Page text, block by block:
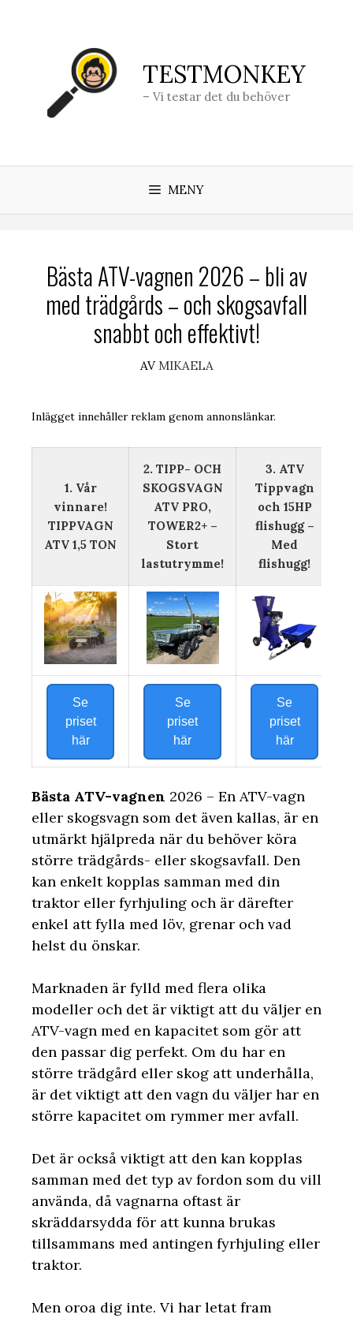
TESTMONKEY
– Vi testar det du behöver
MENY
Bästa ATV-vagnen 2026 – bli av
med trädgårds – och skogsavfall
snabbt och effektivt!
AV MIKAELA
Inlägget innehåller reklam genom annonslänkar.
1. Vår
vinnare!
TIPPVAGN
ATV 1,5 TON
2. TIPP- OCH
SKOGSVAGN
ATV PRO,
TOWER2+ –
Stort
lastutrymme!
3. ATV
Tippvagn
och 15HP
flishugg –
Med
flishugg!
Se
priset
här
Se
priset
här
Se
priset
här
Bästa ATV-vagnen 2026 – En ATV-vagn
eller skogsvagn som det även kallas, är en
utmärkt hjälpreda när du behöver köra
större trädgårds- eller skogsavfall. Den
kan enkelt kopplas samman med din
traktor eller fyrhjuling och är därefter
enkel att fylla med löv, grenar och vad
helst du önskar.
Marknaden är fylld med flera olika
modeller och det är viktigt att du väljer en
ATV-vagn med en kapacitet som gör att
den passar dig perfekt. Om du har en
större trädgård eller skog att underhålla,
är det viktigt att den vagn du väljer har en
större kapacitet om rymmer mer avfall.
Det är också viktigt att den kan kopplas
samman med det typ av fordon som du vill
använda, då vagnarna oftast är
skräddarsydda för att kunna brukas
tillsammans med antingen fyrhjuling eller
traktor.
Men oroa dig inte. Vi har letat fram